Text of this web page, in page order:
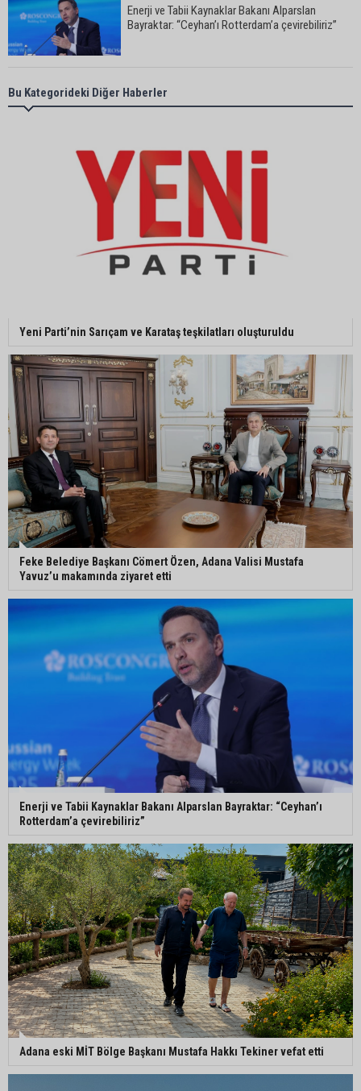
Enerji ve Tabii Kaynaklar Bakanı Alparslan
Bayraktar: “Ceyhan’ı Rotterdam’a çevirebiliriz”
Başkan Ali Bedrettin Karataş’tan sahiller için
duyarlılık çağrısı
MHP Adana İl Başkanı Hakan Yıldırım:
“Liderimize dil uzatmak sizin haddinize değildir”
Adanalı 13 yaşındaki Ela Nur şelalede hayatını
kaybetti
Adanalı NASA astronotu Deniz Burnham uzaya
Kozan’da üreticilere yangın ve anız uyarısı
Ceyhan’da yağlık ayçiçeği hasadı başladı
Bu Kategorideki Diğer Haberler
Yeni Parti’nin Sarıçam ve Karataş teşkilatları oluşturuldu
Feke Belediye Başkanı Cömert Özen, Adana Valisi Mustafa
Yavuz’u makamında ziyaret etti
Enerji ve Tabii Kaynaklar Bakanı Alparslan Bayraktar: “Ceyhan’ı
Rotterdam’a çevirebiliriz”
Adana eski MİT Bölge Başkanı Mustafa Hakkı Tekiner vefat etti